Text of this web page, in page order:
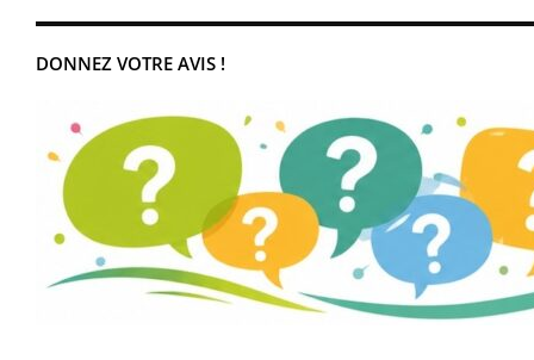
DONNEZ VOTRE AVIS !